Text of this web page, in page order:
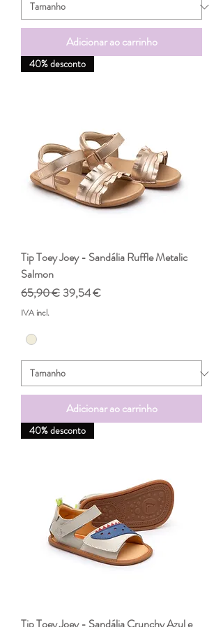
Adicionar ao carrinho
40% desconto
Tip Toey Joey - Sandália Ruffle Metalic
Salmon
Preço normal
65,90 € Preço promocional
39,54 €
IVA incl.
Adicionar ao carrinho
40% desconto